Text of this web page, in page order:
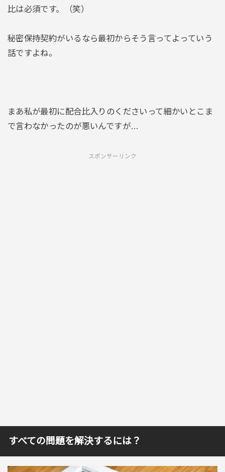
比は必須です。（笑）
秘密保持契約がいるなら最初からそう言ってよっていう
話ですよね。
まあ私が最初に配合比入りのくださいって細かいとこま
で言わなかったのが悪いんですが…
スポンサーリンク
すべての問題を解決するには？